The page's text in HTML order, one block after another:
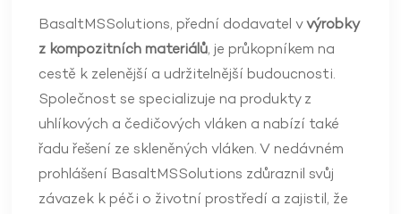
BasaltMSSolutions, přední dodavatel vvýrobky
z kompozitních materiálů, je průkopníkem na
cestě k zelenější a udržitelnější budoucnosti.
Společnost se specializuje na produkty z
uhlíkových a čedičových vláken a nabízí také
řadu řešení ze skleněných vláken. V nedávném
prohlášení BasaltMSSolutions zdůraznil svůj
závazek k péči o životní prostředí a zajistil, že